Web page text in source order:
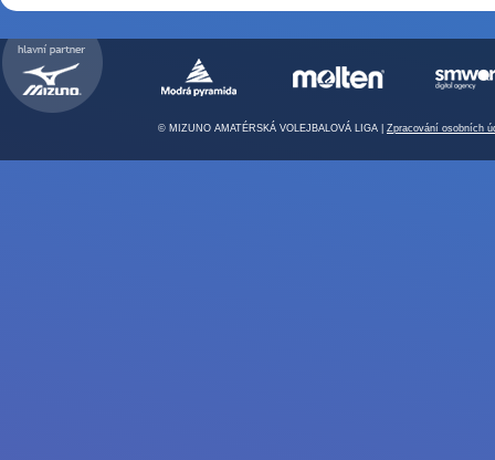
© MIZUNO AMATÉRSKÁ VOLEJBALOVÁ LIGA | Zpracování osobních